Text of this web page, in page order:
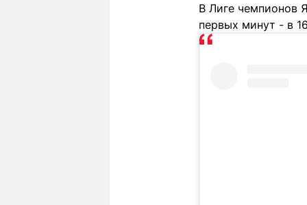
В Лиге чемпионов
первых минут - в